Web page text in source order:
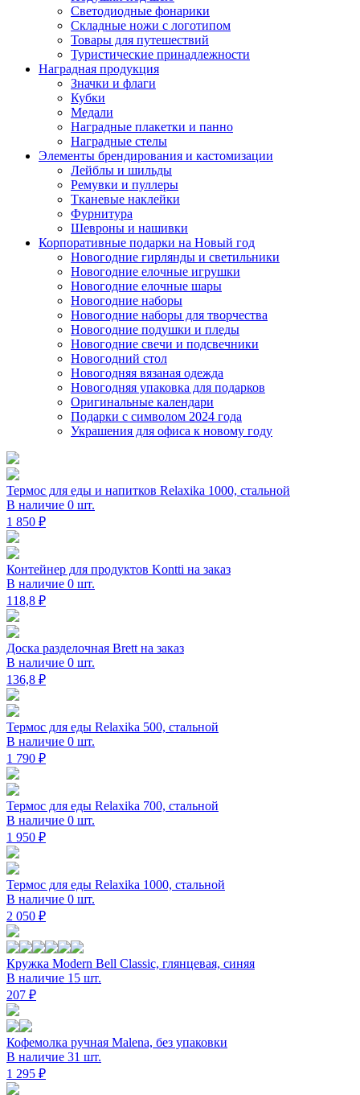
Светодиодные фонарики
Складные ножи с логотипом
Товары для путешествий
Туристические принадлежности
Наградная продукция
Значки и флаги
Кубки
Медали
Наградные плакетки и панно
Наградные стелы
Элементы брендирования и кастомизации
Лейблы и шильды
Ремувки и пуллеры
Тканевые наклейки
Фурнитура
Шевроны и нашивки
Корпоративные подарки на Новый год
Новогодние гирлянды и светильники
Новогодние елочные игрушки
Новогодние елочные шары
Новогодние наборы
Новогодние наборы для творчества
Новогодние подушки и пледы
Новогодние свечи и подсвечники
Новогодний стол
Новогодняя вязаная одежда
Новогодняя упаковка для подарков
Оригинальные календари
Подарки с символом 2024 года
Украшения для офиса к новому году
Термос для еды и напитков Relaxika 1000, стальной
В наличие 0 шт.
1 850 ₽
Контейнер для продуктов Kontti на заказ
В наличие 0 шт.
118,8 ₽
Доска разделочная Brett на заказ
В наличие 0 шт.
136,8 ₽
Термос для еды Relaxika 500, стальной
В наличие 0 шт.
1 790 ₽
Термос для еды Relaxika 700, стальной
В наличие 0 шт.
1 950 ₽
Термос для еды Relaxika 1000, стальной
В наличие 0 шт.
2 050 ₽
Кружка Modern Bell Classic, глянцевая, синяя
В наличие 15 шт.
207 ₽
Кофемолка ручная Malena, без упаковки
В наличие 31 шт.
1 295 ₽